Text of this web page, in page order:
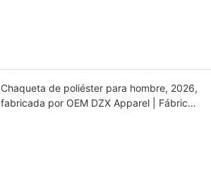
Chaqueta de poliéster para hombre, 2026,
fabricada por OEM DZX Apparel | Fábrica